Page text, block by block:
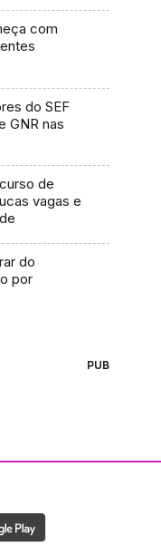
com
do SEF
GNR nas
de
vagas e
do
por
PUB